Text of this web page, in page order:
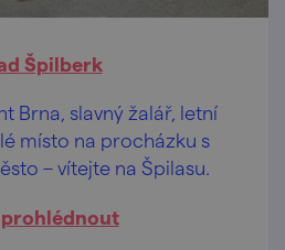
Špilberk
Brna, slavný žalář, letní
místo na procházku s
– vítejte na Špilasu.
prohlédnout